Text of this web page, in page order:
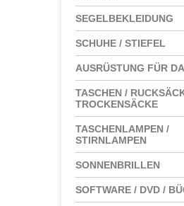
SEGELBEKLEIDUNG
SCHUHE / STIEFEL
AUSRÜSTUNG FÜR
TASCHEN /
TROCKENSÄCKE
TASCHENLAMPEN /
STIRNLAMPEN
SONNENBRILLEN
SOFTWARE / DVD /